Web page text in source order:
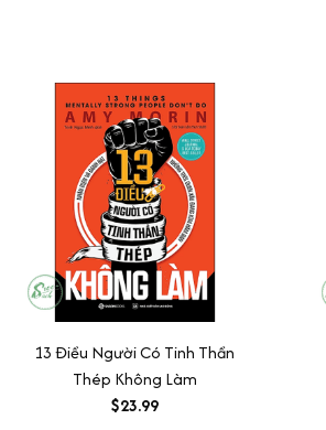
13 Điều Người Có Tinh Thần
Thép Không Làm
$23.99